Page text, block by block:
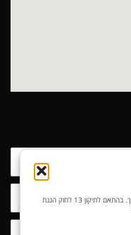
האתר הזה משתמש בעוגיות כדי לשפר את חוויית המשתמש שלך. בהתאם לתיקון 13 לחוק הגנת